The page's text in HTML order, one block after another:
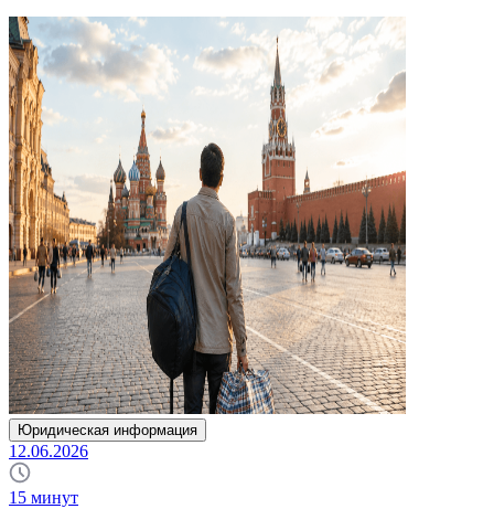
Юридическая информация
12.06.2026
15 минут